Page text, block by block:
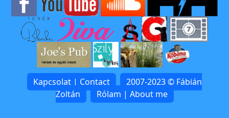
Kapcsolat | Contact
2007-2023 © Fábián
Zoltán
Rólam | About me